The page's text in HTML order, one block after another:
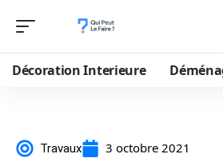
Décoration Interieure
Travaux 3 octobre 2021